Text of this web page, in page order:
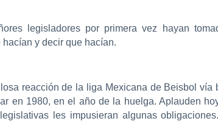
legisladores por primera vez hayan
y decir que hacían.
reacción de la liga Mexicana de Beisbol
en 1980, en el año de la huelga. Aplauden
les impusieran algunas